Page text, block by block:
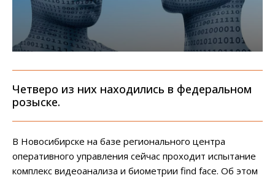
Четверо из них находились в федеральном
розыске.
В Новосибирске на базе регионального центра
оперативного управления сейчас проходит испытание
комплекс видеоанализа и биометрии find face. Об этом